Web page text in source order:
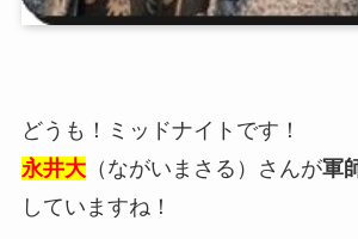
どうも！ミッドナイトです！
永井大（ながいまさる）さんが軍
していますね！